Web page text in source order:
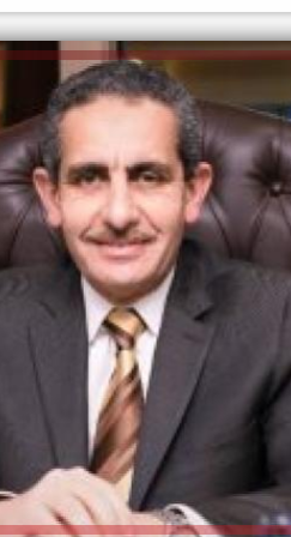
الكاتبة إلهام شرشر تهنئ الرئيس
السيسي بعيد ميلاده وتُشيد بجهوده
في بناء الدولة